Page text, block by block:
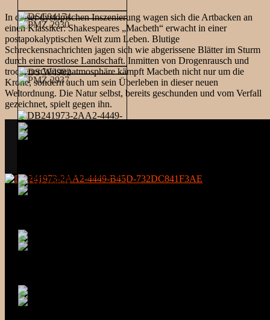
In dieser dystopischen Inszenierung wagen sich die Artbacken an
einen Klassiker: Shakespeares „Macbeth“ erwacht in einer
postapokalyptischen Welt zum Leben. Blutige
Schreckensnachrichten jagen sich wie abgerissene Blätter im Sturm
durch eine trostlose Landschaft. Inmitten von Drogenrausch und
trockener Wüstenatmosphäre kämpft Macbeth nicht nur um die
Krone, sondern auch um sein Überleben in dieser neuen
Weltordnung. Die Natur selbst, bereits geschunden und vom Verfall
gezeichnet, spielt gegen ihn.